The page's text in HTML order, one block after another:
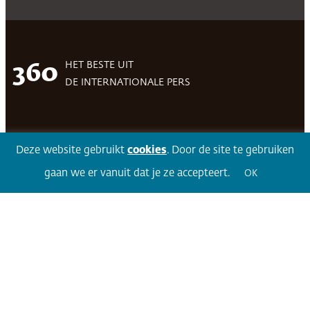
360
HET BESTE UIT
DE INTERNATIONALE PERS
Volg 360Facebook LinkedIn Twitter
Deze website gebruikt cookies. Door de site te gebruiken
gaan we er vanuit dat je ze accepteert. OK